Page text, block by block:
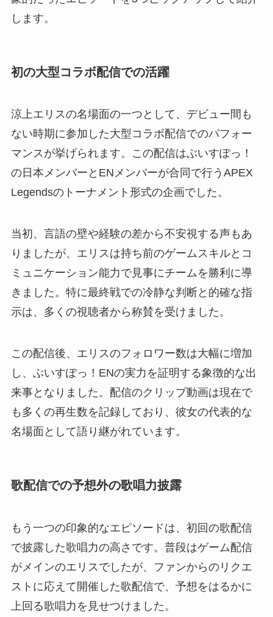
します。
初の大型コラボ配信での活躍
涼上エリスの名場面の一つとして、デビュー間も
ない時期に参加した大型コラボ配信でのパフォー
マンスが挙げられます。この配信はぶいすぽっ！
の日本メンバーとENメンバーが合同で行うAPEX
Legendsのトーナメント形式の企画でした。
当初、言語の壁や経験の差から不安視する声もあ
りましたが、エリスは持ち前のゲームスキルとコ
ミュニケーション能力で見事にチームを勝利に導
きました。特に最終戦での冷静な判断と的確な指
示は、多くの視聴者から称賛を受けました。
この配信後、エリスのフォロワー数は大幅に増加
し、ぶいすぽっ！ENの実力を証明する象徴的な出
来事となりました。配信のクリップ動画は現在で
も多くの再生数を記録しており、彼女の代表的な
名場面として語り継がれています。
歌配信での予想外の歌唱力披露
もう一つの印象的なエピソードは、初回の歌配信
で披露した歌唱力の高さです。普段はゲーム配信
がメインのエリスでしたが、ファンからのリクエ
ストに応えて開催した歌配信で、予想をはるかに
上回る歌唱力を見せつけました。